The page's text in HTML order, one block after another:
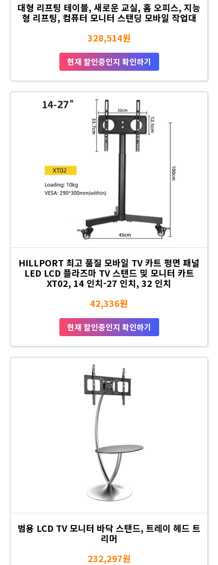
대형 리프팅 테이블, 새로운 교실, 홈 오피스, 지능
형 리프팅, 컴퓨터 모니터 스탠딩 모바일 작업대
328,514원
현재 할인중인지 확인하기
HILLPORT 최고 품질 모바일 TV 카트 평면 패널
LED LCD 플라즈마 TV 스탠드 및 모니터 카트
XT02, 14 인치-27 인치, 32 인치
42,336원
현재 할인중인지 확인하기
범용 LCD TV 모니터 바닥 스탠드, 트레이 헤드 트
리머
232,297원